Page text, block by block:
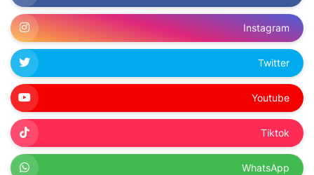
Instagram
Twitter
Youtube
Tiktok
WhatsApp